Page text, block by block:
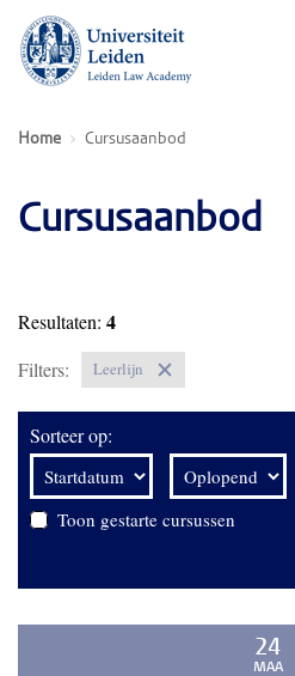
Home Cursusaanbod
Cursusaanbod
Resultaten: 4
Filters:
Leerlijn
Sorteer op:
Toon gestarte cursussen
24
MAA